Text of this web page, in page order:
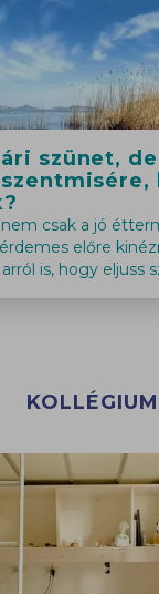
szünet,
nem csak a jó
előre
is, hogy eljuss
KOLLÉGIUM